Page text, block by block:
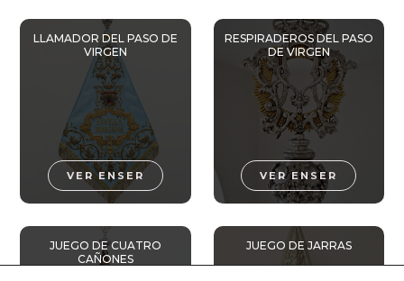
LLAMADOR DEL PASO DE
VIRGEN
VER ENSER
RESPIRADEROS DEL PASO
DE VIRGEN
VER ENSER
JUEGO DE CUATRO
CAÑONES
JUEGO DE JARRAS